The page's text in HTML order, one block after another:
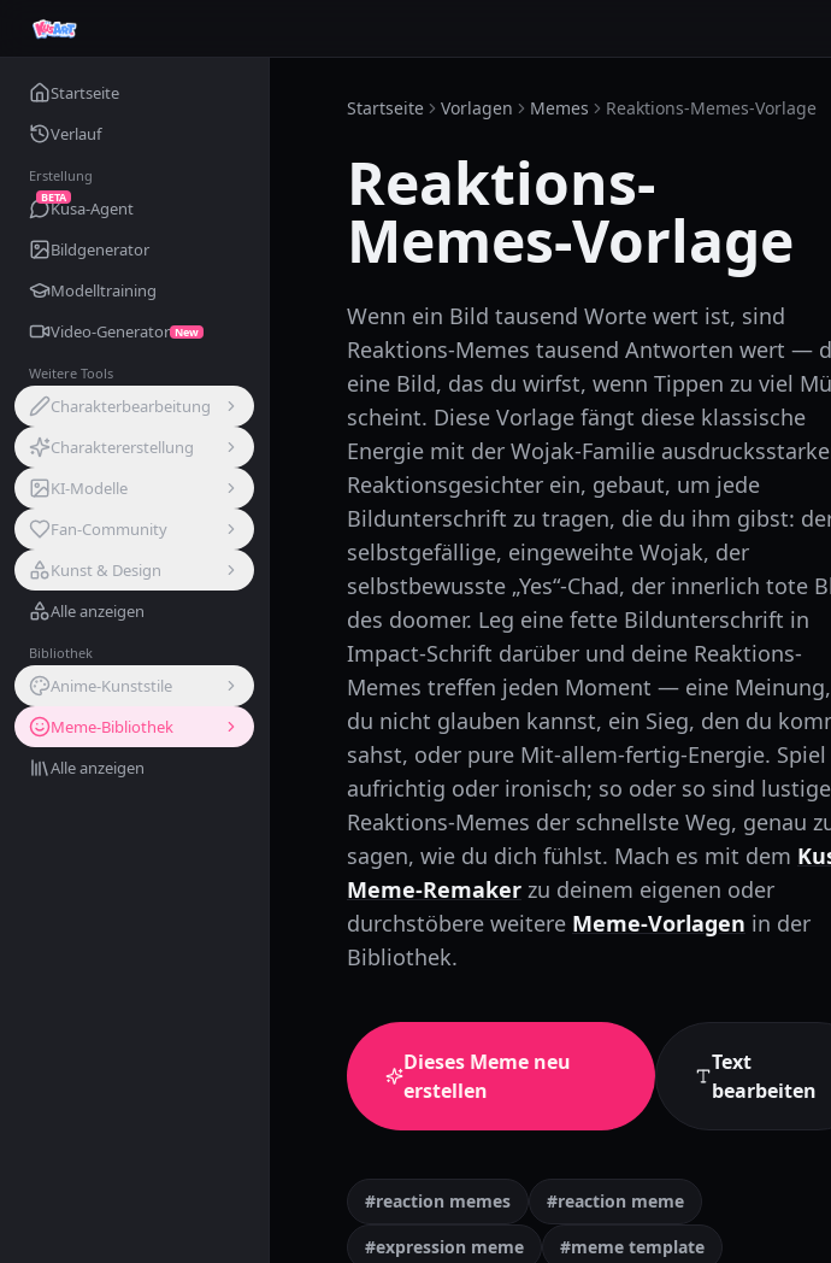
Startseite
Verlauf
Erstellung
BETA
Kusa-Agent
Bildgenerator
Modelltraining
Video-Generator New
Weitere Tools
Charakterbearbeitung
Charaktererstellung
KI-Modelle
Fan-Community
Kunst & Design
Alle anzeigen
Bibliothek
Anime-Kunststile
Meme-Bibliothek
Alle anzeigen
Startseite Vorlagen Memes Reaktions-Memes-Vorlage
Reaktions-
Memes-Vorlage
Wenn ein Bild tausend Worte wert ist, sind
Reaktions-Memes tausend Antworten wert —
eine Bild, das du wirfst, wenn Tippen zu viel
scheint. Diese Vorlage fängt diese klassische
Energie mit der Wojak-Familie
Reaktionsgesichter ein, gebaut, um jede
Bildunterschrift zu tragen, die du ihm gibst:
selbstgefällige, eingeweihte Wojak, der
selbstbewusste „Yes“-Chad, der innerlich tote
des doomer. Leg eine fette Bildunterschrift in
Impact-Schrift darüber und deine Reaktions-
Memes treffen jeden Moment — eine
du nicht glauben kannst, ein Sieg, den du
sahst, oder pure Mit-allem-fertig-Energie. Spiel
aufrichtig oder ironisch; so oder so sind lustige
Reaktions-Memes der schnellste Weg, genau
sagen, wie du dich fühlst. Mach es mit dem
Meme-Remaker zu deinem eigenen oder
durchstöbere weitere Meme-Vorlagen in der
Bibliothek.
Dieses Meme neu
erstellen
Text
bearbeiten
#reaction memes
#reaction meme
#expression meme
#meme template